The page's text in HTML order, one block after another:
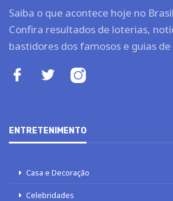
Saiba o que acontece hoje no
Confira resultados de loterias,
bastidores dos famosos e guias de
ENTRETENIMENTO
Casa e Decoração
Celebridades